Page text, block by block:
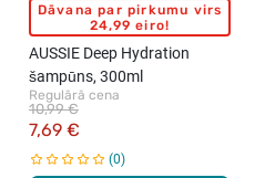
Dāvana par pirkumu virs
24,99 eiro!
AUSSIE Deep Hydration
šampūns, 300ml
Regulārā cena
7,69 €
10,99 €
0